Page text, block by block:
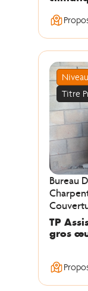
Titre
Bureau
TP
gros